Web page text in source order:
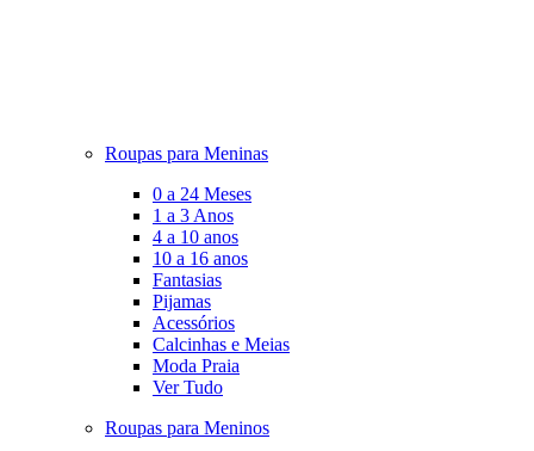
Roupas para Meninas
0 a 24 Meses
1 a 3 Anos
4 a 10 anos
10 a 16 anos
Fantasias
Pijamas
Acessórios
Calcinhas e Meias
Moda Praia
Ver Tudo
Roupas para Meninos